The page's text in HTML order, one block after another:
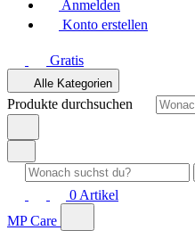
Anmelden
Konto erstellen
Gratis
Alle Kategorien
Produkte durchsuchen
0 Artikel
MP Care